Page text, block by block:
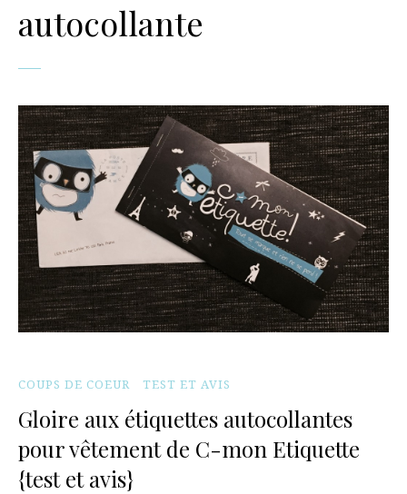
autocollante
COUPS DE COEUR TEST ET AVIS
Gloire aux étiquettes autocollantes
pour vêtement de C-mon Etiquette
{test et avis}